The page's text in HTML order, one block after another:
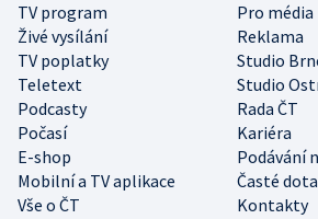
TV program
Pro média
Živé vysílání
Reklama
TV poplatky
Studio
Teletext
Studio
Podcasty
Rada ČT
Počasí
Kariéra
E-shop
Podávání
Mobilní a TV aplikace
Časté
Vše o ČT
Kontakty